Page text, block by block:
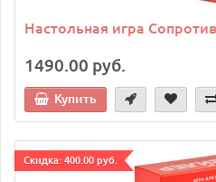
Настольная игра
1490.00 руб.
Купить
Cкидка: 400.00 руб.